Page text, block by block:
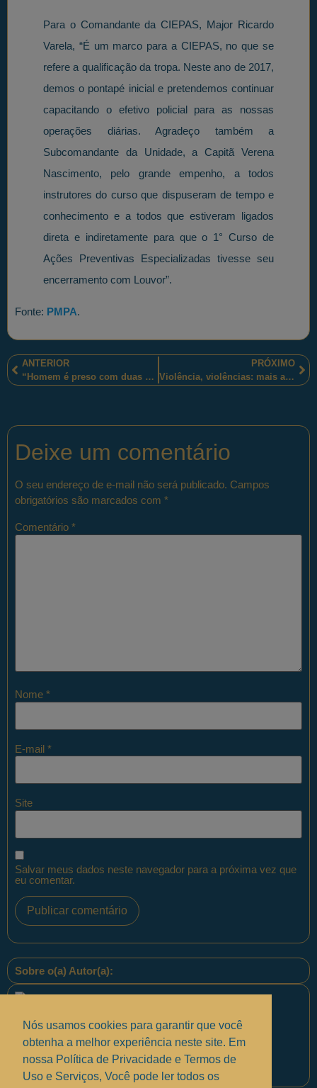
Para o Comandante da CIEPAS, Major Ricardo
Varela, “É um marco para a CIEPAS, no que se
refere a qualificação da tropa. Neste ano de 2017,
demos o pontapé inicial e pretendemos continuar
capacitando o efetivo policial para as nossas
operações diárias. Agradeço também a
Subcomandante da Unidade, a Capitã Verena
Nascimento, pelo grande empenho, a todos
instrutores do curso que dispuseram de tempo e
conhecimento e a todos que estiveram ligados
direta e indiretamente para que o 1° Curso de
Ações Preventivas Especializadas tivesse seu
encerramento com Louvor”.
Fonte: PMPA.
ANTERIOR
“Homem é preso com duas cabeças de onça em mochila”.
PRÓXIMO
Violência, violências: mais agredidas ou mais atentas?
Deixe um comentário
O seu endereço de e-mail não será publicado. Campos
obrigatórios são marcados com *
Comentário *
Nome *
E-mail *
Site
Salvar meus dados neste navegador para a próxima vez que
eu comentar.
Sobre o(a) Autor(a):
Equipe PontoPM
Nós usamos cookies para garantir que você
obtenha a melhor experiência neste site. Em
nossa Política de Privacidade e Termos de
Uso e Serviços, Você pode ler todos os